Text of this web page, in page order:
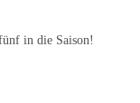
in die Saison!